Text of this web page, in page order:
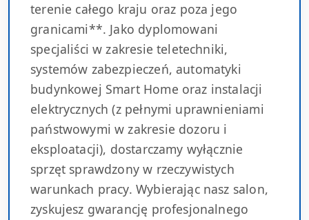
terenie całego kraju oraz poza jego
granicami**. Jako dyplomowani
specjaliści w zakresie teletechniki,
systemów zabezpieczeń, automatyki
budynkowej Smart Home oraz instalacji
elektrycznych (z pełnymi uprawnieniami
państwowymi w zakresie dozoru i
eksploatacji), dostarczamy wyłącznie
sprzęt sprawdzony w rzeczywistych
warunkach pracy. Wybierając nasz salon,
zyskujesz gwarancję profesjonalnego